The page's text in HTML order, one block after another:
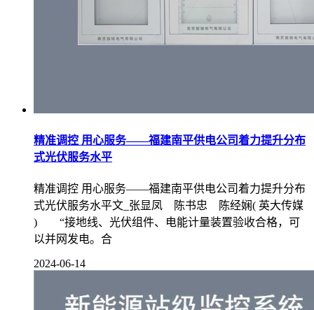
精准调控 用心服务——福建南平供电公司着力提升分布
式光伏服务水平
精准调控 用心服务——福建南平供电公司着力提升分布
式光伏服务水平文_张显凤 陈书忠 陈经娴( 英大传媒
) “接地线、光伏组件、电能计量装置验收合格，可
以并网发电。合
2024-06-14